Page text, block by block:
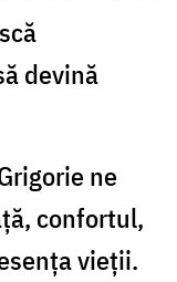
devină
ne
confortul,
vieții.